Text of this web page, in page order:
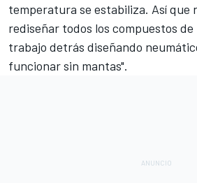
temperatura se estabiliza. Así que
rediseñar todos los compuestos de
trabajo detrás diseñando
funcionar sin mantas".